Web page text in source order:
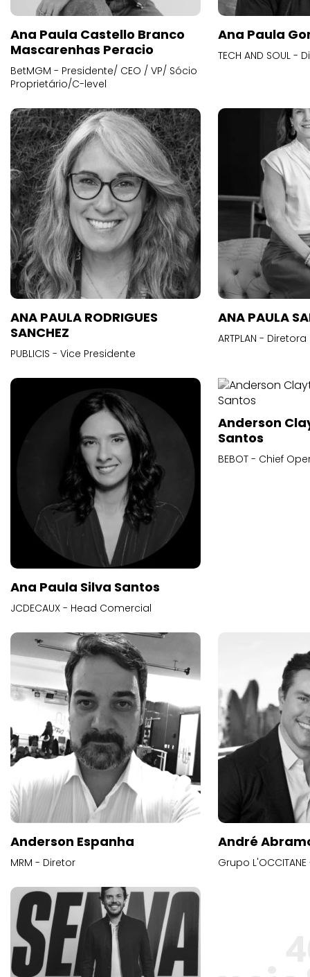
Ana Paula Castello Branco
Mascarenhas Peracio
BetMGM - Presidente/ CEO / VP/ Sócio
Proprietário/C-level
Ana Paula
TECH AND SOUL
ANA PAULA RODRIGUES
SANCHEZ
PUBLICIS - Vice Presidente
ANA PAULA
ARTPLAN -
Ana Paula Silva Santos
JCDECAUX - Head Comercial
Anderson
Santos
BEBOT - Chief
Anderson Espanha
MRM - Diretor
André
Grupo